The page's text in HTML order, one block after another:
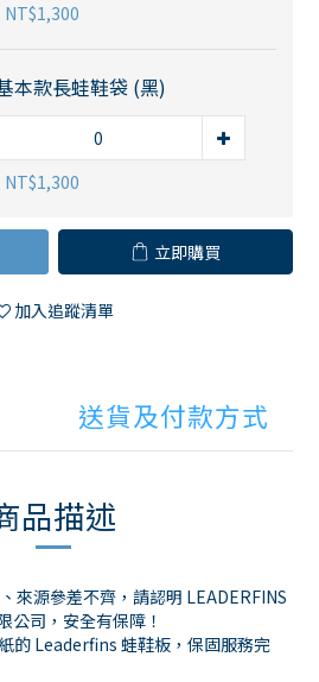
NT$1,300
本款長蛙鞋袋 (黑)
NT$1,300
立即購買
加入追蹤清單
送貨及付款方式
品描述
來源參差不齊，請認明 LEADERFINS
公司，安全有保障！
的 Leaderfins 蛙鞋板，保固服務完